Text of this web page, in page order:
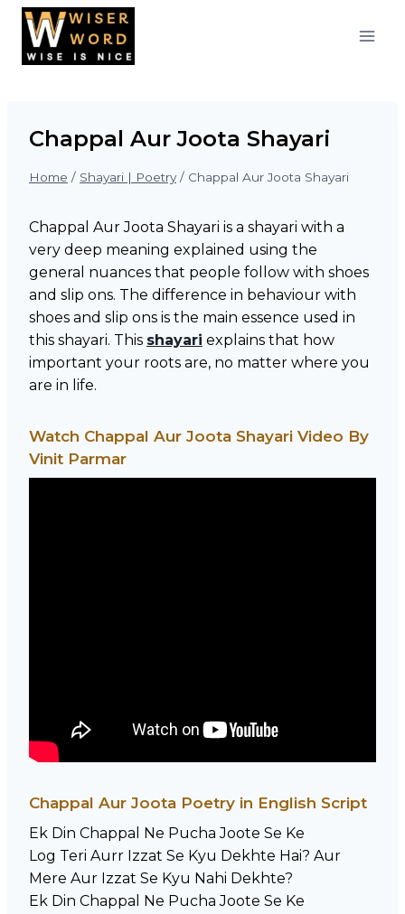
Skip
content
Chappal Aur Joota Shayari
Home / Shayari | Poetry / Chappal Aur Joota Shayari
Chappal Aur Joota Shayari is a shayari with a
very deep meaning explained using the
general nuances that people follow with shoes
and slip ons. The difference in behaviour with
shoes and slip ons is the main essence used in
this shayari. This shayari explains that how
important your roots are, no matter where you
are in life.
Watch Chappal Aur Joota Shayari Video By
Vinit Parmar
Chappal Aur Joota Poetry in English Script
Ek Din Chappal Ne Pucha Joote Se Ke
Log Teri Aurr Izzat Se Kyu Dekhte Hai? Aur
Mere Aur Izzat Se Kyu Nahi Dekhte?
Ek Din Chappal Ne Pucha Joote Se Ke